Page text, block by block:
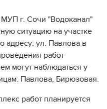
г. Сочи "Водоканал"
ситуацию на участке
адресу: ул. Павлова в
работ
могут наблюдаться у
Павлова, Бирюзовая.
работ планируется